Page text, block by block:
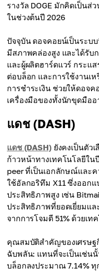
รางวัล DOGE มักคิดเป็น
ในช่วงต้นปี 2026
ปัจจุบัน ดอจคอยน์เป็นระบ
มีสภาพคล่องสูง และได้รั
และผู้ผลิตฮาร์ดแวร์ กระแ
ต่อบล็อก และการใช้งานเ
การชำระเงิน ช่วยให้ดอจ
เครื่องมือของทั้งนักขุดมือ
แดช (DASH)
แดช (DASH) ยังคงเป็นตัว
ก้าวหน้าทางเทคโนโลยีใน
peer ที่เป็นเอกลักษณ์และ
ใช้อัลกอริทึม X11 ซึ่งออก
ประสิทธิภาพสูง เช่น
ประสิทธิภาพที่ยอดเยี่ยมแล
จากการโจมตี 51% ด้วยเท
คุณสมบัติสำคัญของเศรษฐ
ฉับพลัน: แทนที่จะเป็นเช่นนั้
บล็อกลงประมาณ 7.14%